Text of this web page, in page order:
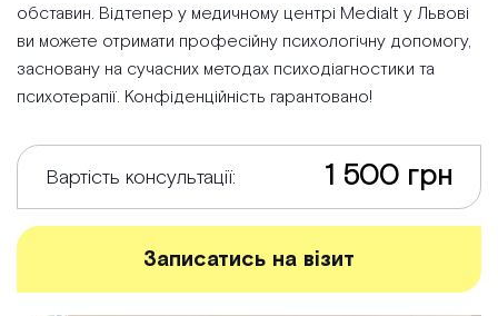
обставин. Відтепер у медичному центрі Medialt у Львові
ви можете отримати професійну психологічну допомогу,
засновану на сучасних методах психодіагностики та
психотерапії. Конфіденційність гарантовано!
Вартість консультації: 1 500 грн
Записатись на візит